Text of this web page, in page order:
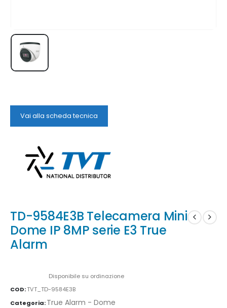
Vai alla scheda tecnica
TD-9584E3B Telecamera Mini
Dome IP 8MP serie E3 True
Alarm
Disponibile su ordinazione
COD:TVT_TD-9584E3B
Categoria:True Alarm - Dome